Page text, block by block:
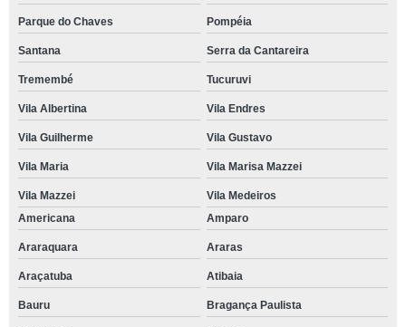
Parque do Chaves Pompéia
Santana Serra da Cantareira
Tremembé Tucuruvi
Vila Albertina Vila Endres
Vila Guilherme Vila Gustavo
Vila Maria Vila Marisa Mazzei
Vila Mazzei
Vila Medeiros
Americana
Amparo
Araraquara Araras
Araçatuba Atibaia
Bauru Bragança Paulista